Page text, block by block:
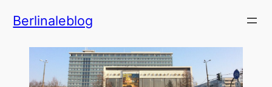
Inhalt
Berlinaleblog